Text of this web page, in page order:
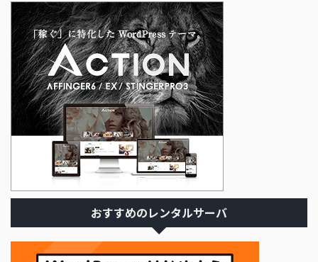
おすすめのレンタルサーバ